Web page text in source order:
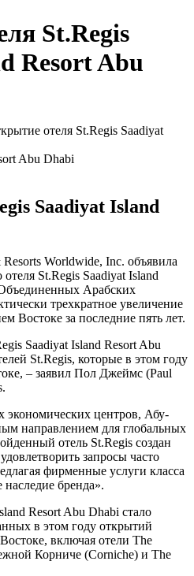
St.Regis
Resort Abu
отеля St.Regis Saadiyat
Saadiyat Island
Worldwide, Inc. объявила
St.Regis Saadiyat Island
Арабских
трехкратное увеличение
Востоке за последние пять лет.
Saadiyat Island Resort Abu
St.Regis, которые в этом году
– заявил Пол Джеймс (Paul
экономических центров, Абу-
направлением для глобальных
отель St.Regis создан
запросы часто
фирменные услуги класса
бренда».
Resort Abu Dhabi стало
в этом году открытий
включая отели The
Корниче (Corniche) и The